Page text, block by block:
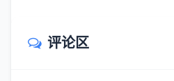
评论区